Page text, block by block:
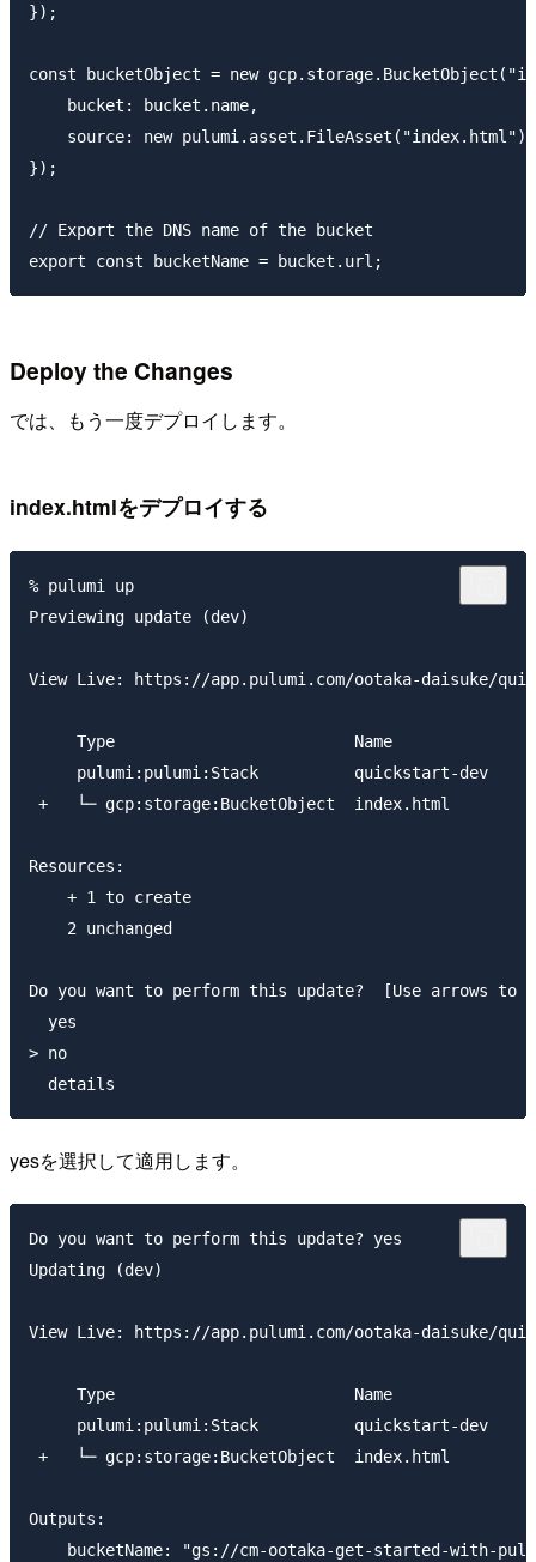
});
const bucketObject = new
    bucket: bucket.name,
    source: new pulumi.asset.FileAsset("index.html")
});
// Export the DNS name of the bucket
Deploy the Changes
では、もう一度デプロイします。
index.htmlをデプロイする
% pulumi up
Previewing update (dev)
View Live: https://app.pulumi.com/ootaka-daisuke/
Type                         Name
pulumi:pulumi:Stack
+   └─ gcp:storage:BucketObject
Resources:
    + 1 to create
    2 unchanged
Do you want to perform this update?  [Use arrows
  yes
> no
yesを選択して適用します。
Do you want to perform this update? yes
Updating (dev)
View Live: https://app.pulumi.com/ootaka-daisuke/
Type                         Name
pulumi:pulumi:Stack
+   └─ gcp:storage:BucketObject
Outputs:
bucketName: "gs://cm-ootaka-get-started-with-